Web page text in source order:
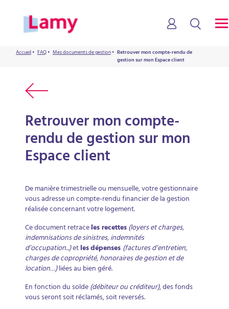
Accueil• FAQ• Mes documents de gestion• Retrouver mon compte-rendu de
gestion sur mon Espace client
Retrouver mon compte-
rendu de gestion sur mon
Espace client
De manière trimestrielle ou mensuelle, votre gestionnaire
vous adresse un compte-rendu financier de la gestion
réalisée concernant votre logement.
Ce document retraceles recettes(loyers et charges,
indemnisations de sinistres, indemnités
d’occupation...)etlesdépenses(factures d’entretien,
charges de copropriété, honoraires de gestion et de
location…)liées au bien géré.
En fonction du solde(débiteur ou créditeur), des fonds
vous seront soit réclamés, soit reversés.